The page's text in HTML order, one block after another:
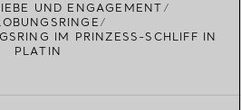
UND ENGAGEMENT
IM PRINZESS-SCHLIFF IN
PLATIN